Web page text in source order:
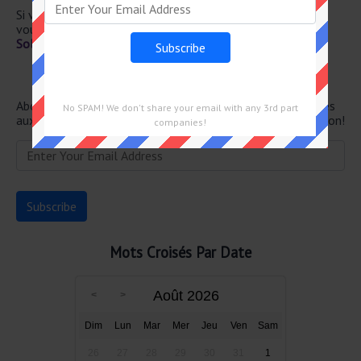
Si vous avez déjà résolu cet indice de mots croisés et que
vous recherchez le message principal, rendez-vous sur
Solution Le Monde Mots Croisés du 12 Janvier 2025
Abonnez-vous ci-dessous et recevez les dernières réponses
aux mots croisés directement dans votre boîte de réception!
Mots Croisés Par Date
Août 2026
Dim Lun Mar Mer Jeu Ven Sam
1
No SPAM! We don't share your email with any 3rd part
companies!